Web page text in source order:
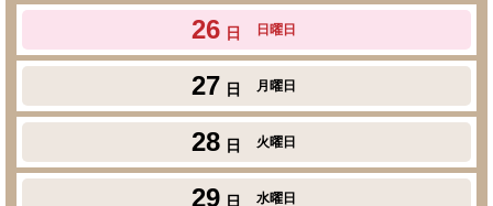
26 日 日曜日
27 日 月曜日
28 日 火曜日
29 日 水曜日